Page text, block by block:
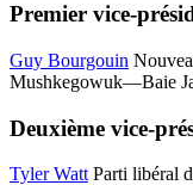
Premier vice-
Guy Bourgouin
Mushkegowuk—Baie
Deuxième vice-
Tyler Watt Parti libéral